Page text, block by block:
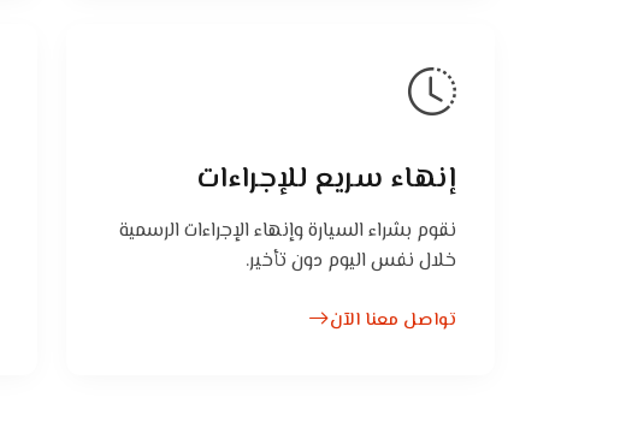
إنهاء سريع للإجراءات
نقوم بشراء السيارة وإنهاء الإجراءات الرسمية
خلال نفس اليوم دون تأخير.
تواصل معنا الآن